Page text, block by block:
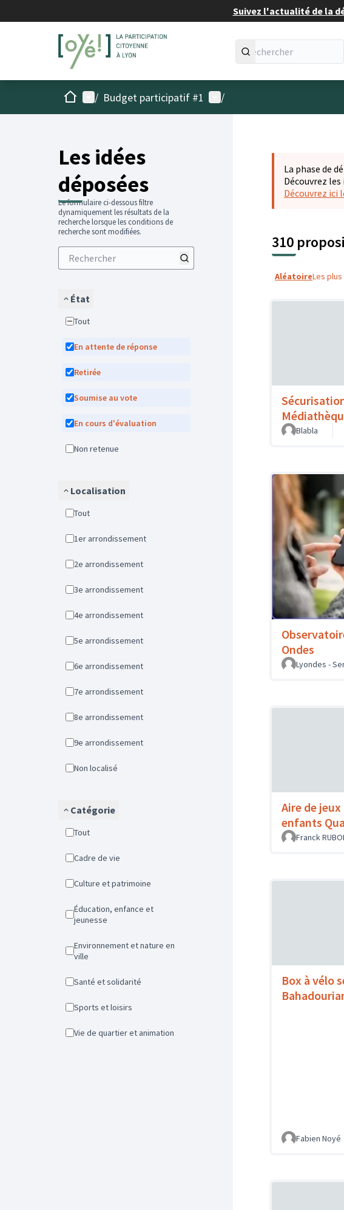
Suivez l'actualité de la
AccueilMenu principal
/ Budget participatif #1 Menu utilisateur
/
Les idées
déposées
Le formulaire ci-dessous filtre
dynamiquement les résultats de la
recherche lorsque les conditions de
recherche sont modifiées.
État
Tout
En attente de réponse
Retirée
Soumise au vote
En cours d'évaluation
Non retenue
Localisation
Tout
1er arrondissement
2e arrondissement
3e arrondissement
4e arrondissement
5e arrondissement
6e arrondissement
7e arrondissement
8e arrondissement
9e arrondissement
Non localisé
Catégorie
Tout
Cadre de vie
Culture et patrimoine
Éducation, enfance et
jeunesse
Environnement et nature en
ville
Santé et solidarité
Sports et loisirs
Vie de quartier et animation
La phase de
Découvrez
Découvrez ici
310
AléatoireLes
Blabla
Ondes
Lyondes -
Aire de
enfants
Franck
Box à vélo
Fabien Noyé